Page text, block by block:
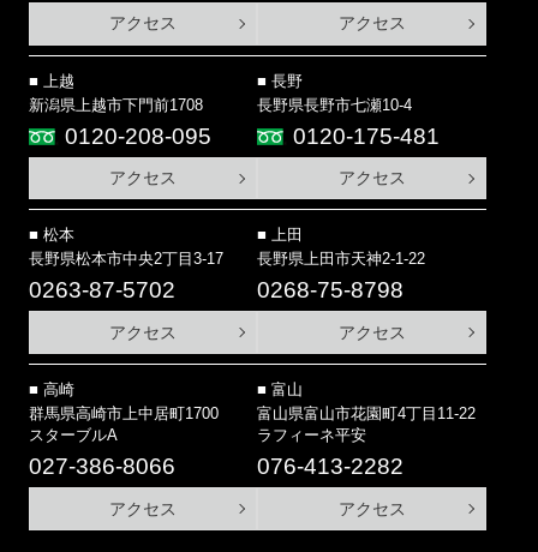
アクセス アクセス
上越
新潟県上越市下門前1708
0120-208-095
アクセス
長野
長野県長野市七瀬10-4
0120-175-481
アクセス
松本
長野県松本市中央2丁目3-17
0263-87-5702
アクセス
上田
長野県上田市天神2-1-22
0268-75-8798
アクセス
高崎
群馬県高崎市上中居町1700
スターブルA
027-386-8066
アクセス
富山
富山県富山市花園町4丁目11-22
ラフィーネ平安
076-413-2282
アクセス